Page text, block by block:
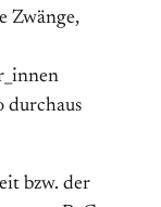
Zwänge,
durchaus
bzw. der